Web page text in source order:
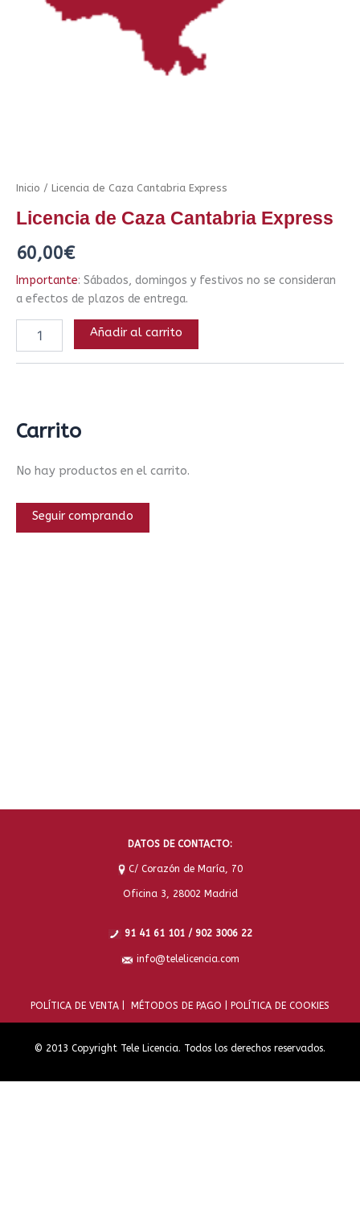
Inicio / Licencia de Caza Cantabria Express
Licencia de Caza Cantabria Express
60,00€
Importante: Sábados, domingos y festivos no se consideran
a efectos de plazos de entrega.
Añadir al carrito
Carrito
No hay productos en el carrito.
Seguir comprando
DATOS DE CONTACTO:
C/ Corazón de María, 70
Oficina 3, 28002 Madrid
91 41 61 101 / 902 3006 22
info@telelicencia.com
POLÍTICA DE VENTA | MÉTODOS DE PAGO | POLÍTICA DE COOKIES
© 2013 Copyright Tele Licencia. Todos los derechos reservados.